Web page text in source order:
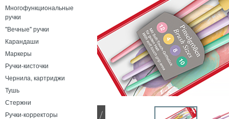
Многофункциональные
ручки
"Вечные" ручки
Карандаши
Маркеры
Ручки-кисточки
Чернила, картриджи
Тушь
Стержни
Ручки-корректоры